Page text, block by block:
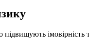
підвищують імовірність